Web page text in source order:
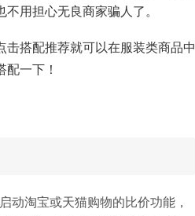
不用担心无良商家骗人了。
搭配推荐就可以在服装类商品中
配一下！
动淘宝或天猫购物的比价功能，